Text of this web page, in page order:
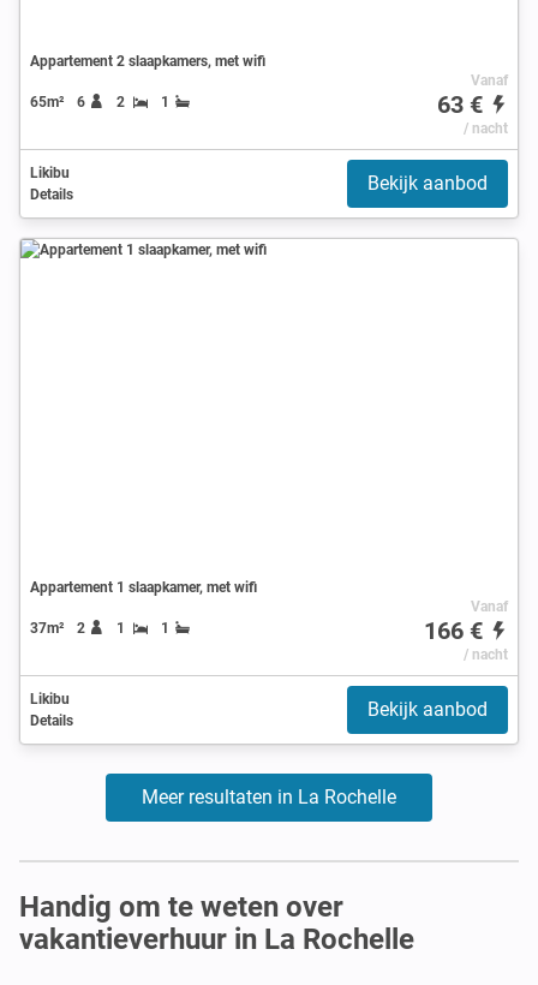
Appartement 2 slaapkamers, met wifi
65m² 6 2 1
Vanaf
63 €
/ nacht
Likibu
Details
Bekijk aanbod
Appartement 1 slaapkamer, met wifi
37m² 2 1 1
Vanaf
166 €
/ nacht
Likibu
Details
Bekijk aanbod
Meer resultaten in La Rochelle
Handig om te weten over
vakantieverhuur in La Rochelle